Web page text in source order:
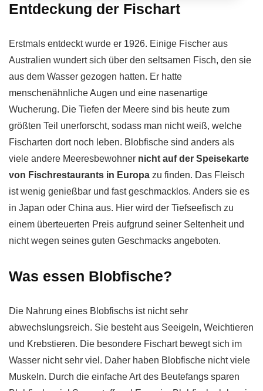
Entdeckung der Fischart
Erstmals entdeckt wurde er 1926. Einige Fischer aus
Australien wundert sich über den seltsamen Fisch, den sie
aus dem Wasser gezogen hatten. Er hatte
menschenähnliche Augen und eine nasenartige
Wucherung. Die Tiefen der Meere sind bis heute zum
größten Teil unerforscht, sodass man nicht weiß, welche
Fischarten dort noch leben. Blobfische sind anders als
viele andere Meeresbewohner nicht auf der Speisekarte
von Fischrestaurants in Europa zu finden. Das Fleisch
ist wenig genießbar und fast geschmacklos. Anders sie es
in Japan oder China aus. Hier wird der Tiefseefisch zu
einem überteuerten Preis aufgrund seiner Seltenheit und
nicht wegen seines guten Geschmacks angeboten.
Was essen Blobfische?
Die Nahrung eines Blobfischs ist nicht sehr
abwechslungsreich. Sie besteht aus Seeigeln, Weichtieren
und Krebstieren. Die besondere Fischart bewegt sich im
Wasser nicht sehr viel. Daher haben Blobfische nicht viele
Muskeln. Durch die einfache Art des Beutefangs sparen